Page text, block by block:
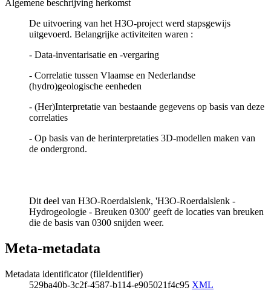
Algemene beschrijving herkomst
De uitvoering van het H3O-project werd stapsgewijs
uitgevoerd. Belangrijke activiteiten waren :
- Data-inventarisatie en -vergaring
- Correlatie tussen Vlaamse en Nederlandse
(hydro)geologische eenheden
- (Her)Interpretatie van bestaande gegevens op basis van deze
correlaties
- Op basis van de herinterpretaties 3D-modellen maken van
de ondergrond.
Dit deel van H3O-Roerdalslenk, 'H3O-Roerdalslenk -
Hydrogeologie - Breuken 0300' geeft de locaties van breuken
die de basis van 0300 snijden weer.
Meta-metadata
Metadata identificator (fileIdentifier)
529ba40b-3c2f-4587-b114-e905021f4c95 XML